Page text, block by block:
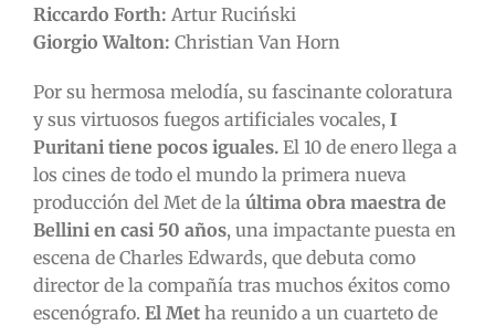
Riccardo Forth: Artur Ruciński
Giorgio Walton: Christian Van Horn
Por su hermosa melodía, su fascinante coloratura
y sus virtuosos fuegos artificiales vocales, I
Puritani tiene pocos iguales. El 10 de enero llega a
los cines de todo el mundo la primera nueva
producción del Met de la última obra maestra de
Bellini en casi 50 años, una impactante puesta en
escena de Charles Edwards, que debuta como
director de la compañía tras muchos éxitos como
escenógrafo. El Met ha reunido a un cuarteto de